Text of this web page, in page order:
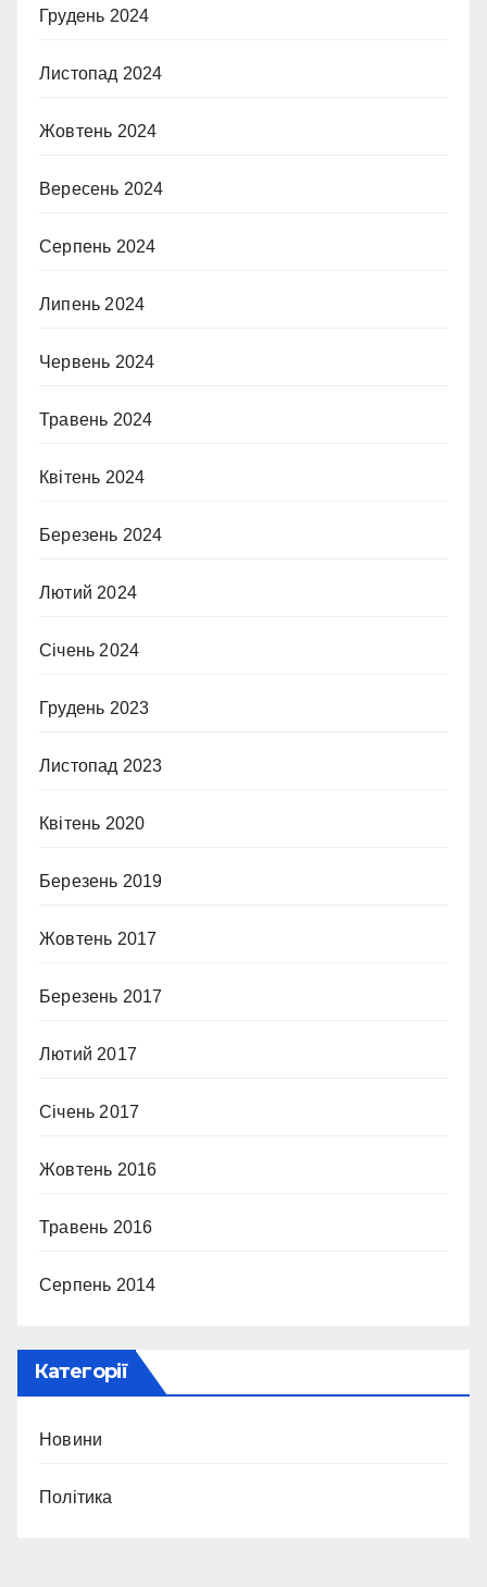
Грудень 2024
Листопад 2024
Жовтень 2024
Вересень 2024
Серпень 2024
Липень 2024
Червень 2024
Травень 2024
Квітень 2024
Березень 2024
Лютий 2024
Січень 2024
Грудень 2023
Листопад 2023
Квітень 2020
Березень 2019
Жовтень 2017
Березень 2017
Лютий 2017
Січень 2017
Жовтень 2016
Травень 2016
Серпень 2014
Категорії
Новини
Політика